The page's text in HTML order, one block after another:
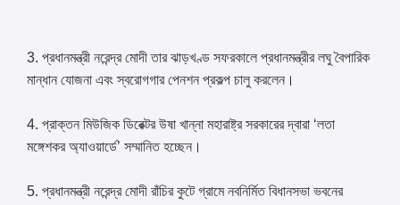
3. প্রধানমন্ত্রী নরেন্দ্র মোদী তার ঝাড়খণ্ড সফরকালে প্রধানমন্ত্রীর লঘু বৈপারিক
মান্ধান যোজনা এবং স্বরোগগার পেনশন প্রকল্প চালু করলেন।
4. প্রাক্তন মিউজিক ডিরেক্টর উষা খান্না মহারাষ্ট্র সরকারের দ্বারা ‘লতা
মঙ্গেশকর অ্যাওয়ার্ডে’ সম্মানিত হচ্ছেন।
5. প্রধানমন্ত্রী নরেন্দ্র মোদী রাঁচির কুটে গ্রামে নবনির্মিত বিধানসভা ভবনের